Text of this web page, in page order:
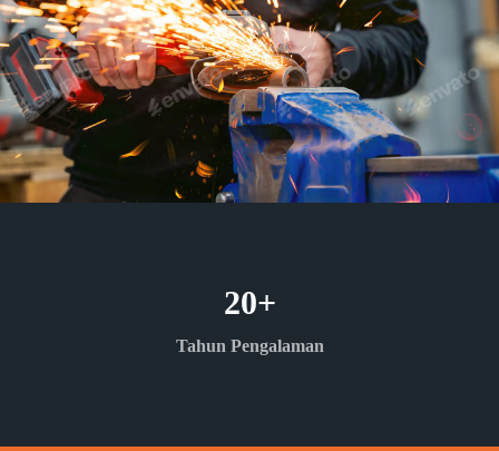
Tahun Pengalaman
20+